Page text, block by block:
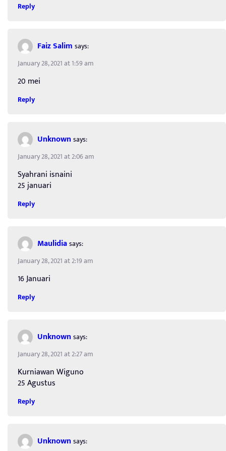
Reply
Faiz Salim says:
January 28, 2021 at 1:59 am
20 mei
Reply
Unknown says:
January 28, 2021 at 2:06 am
Syahrani isnaini
25 januari
Reply
Maulidiasays:
January 28, 2021 at 2:19 am
16 Januari
Reply
Unknown says:
January 28, 2021 at 2:27 am
Kurniawan Wiguno
25 Agustus
Reply
Unknown says: